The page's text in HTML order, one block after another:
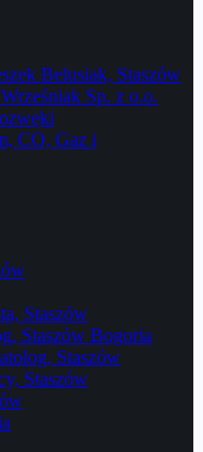
Belusiak, Staszów
Sp. z o.o.
CO, Gaz i
Staszów
Staszów Bogoria
Staszów
Staszów